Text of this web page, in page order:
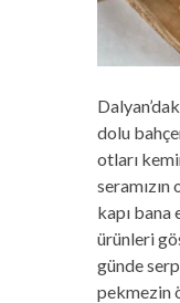
dolu
otları
seramızın
kapı bana
ürünleri
günde
pekmezin